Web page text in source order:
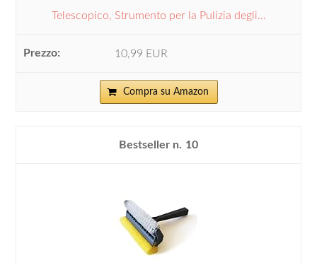
Telescopico, Strumento per la Pulizia degli...
10,99 EUR
Compra su Amazon
10